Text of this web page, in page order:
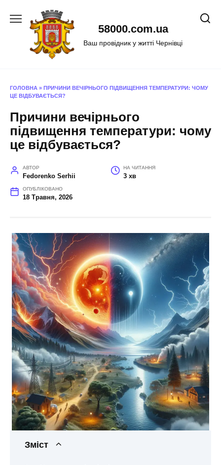
58000.com.ua
Ваш провідник у житті Чернівці
ГОЛОВНА » ПРИЧИНИ ВЕЧІРНЬОГО ПІДВИЩЕННЯ ТЕМПЕРАТУРИ: ЧОМУ
ЦЕ ВІДБУВАЄТЬСЯ?
Причини вечірнього
підвищення температури: чому
це відбувається?
АВТОР
Fedorenko Serhii
НА ЧИТАННЯ
3 хв
ОПУБЛІКОВАНО
18 Травня, 2026
Зміст